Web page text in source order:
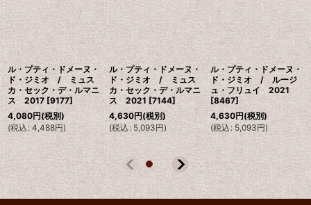
ル・プティ・ドメーヌ・
ド・ジミオ / ミュス
カ・セック・デ・ルマニ
ス 2017 [9177]
4,080円(税別)
(税込: 4,488円)
ル・プティ・ドメーヌ・
ド・ジミオ / ミュス
カ・セック・デ・ルマニ
ス 2021 [7144]
4,630円(税別)
(税込: 5,093円)
ル・プティ・ドメーヌ・
ド・ジミオ / ルージ
ュ・フリュイ 2021
[8467]
4,630円(税別)
(税込 : 5,093円)